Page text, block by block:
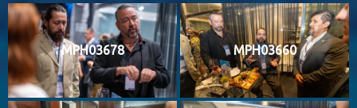
MPH03678 MPH03660